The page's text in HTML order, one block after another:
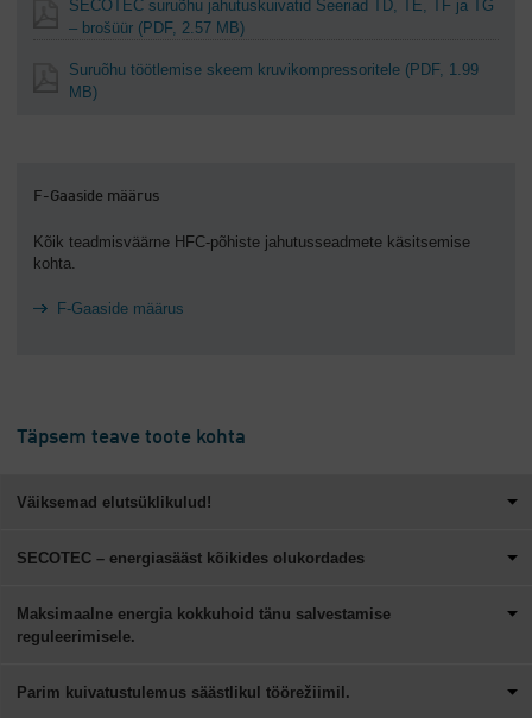
SECOTEC suruõhu jahutuskuivatid Seeriad TD, TE, TF ja TG
– brošüür (PDF, 2.57 MB)
Suruõhu töötlemise skeem kruvikompressoritele (PDF, 1.99
MB)
F-Gaaside määrus
Kõik teadmisväärne HFC-põhiste jahutusseadmete käsitsemise
kohta.
F-Gaaside määrus
Täpsem teave toote kohta
Väiksemad elutsüklikulud!
SECOTEC – energiasääst kõikides olukordades
Maksimaalne energia kokkuhoid tänu salvestamise
reguleerimisele.
Parim kuivatustulemus säästlikul töörežiimil.